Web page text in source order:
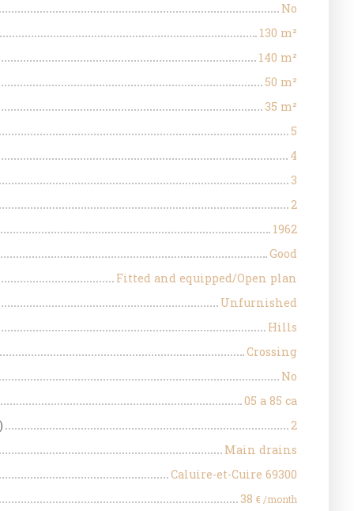
No
130 m²
140 m²
50 m²
35 m²
5
4
3
2
1962
Good
Fitted and equipped/Open plan
Unfurnished
Hills
Crossing
No
05 a 85 ca
2
Main drains
Caluire-et-Cuire 69300
38 € /month